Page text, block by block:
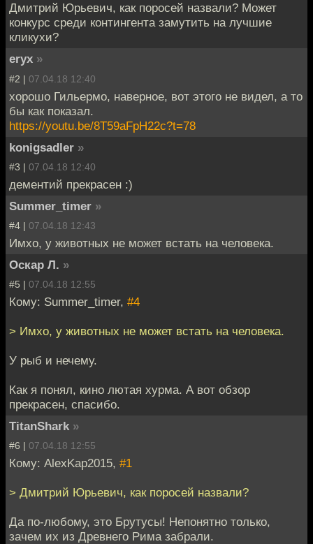
Дмитрий Юрьевич, как поросей назвали? Может
конкурс среди контингента замутить на лучшие
кликухи?
eryx »
#2 | 07.04.18 12:40
хорошо Гильермо, наверное, вот этого не видел, а то
бы как показал.
https://youtu.be/8T59aFpH22c?t=78
konigsadler »
#3 | 07.04.18 12:40
дементий прекрасен :)
Summer_timer »
#4 | 07.04.18 12:43
Имхо, у животных не может встать на человека.
Оскар Л. »
#5 | 07.04.18 12:55
Кому: Summer_timer, #4
> Имхо, у животных не может встать на человека.
У рыб и нечему.
Как я понял, кино лютая хурма. А вот обзор
прекрасен, спасибо.
TitanShark »
#6 | 07.04.18 12:55
Кому: AlexKap2015, #1
> Дмитрий Юрьевич, как поросей назвали?
Да по-любому, это Брутусы! Непонятно только,
зачем их из Древнего Рима забрали.